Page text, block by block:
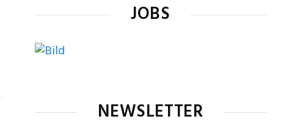
JOBS
NEWSLETTER